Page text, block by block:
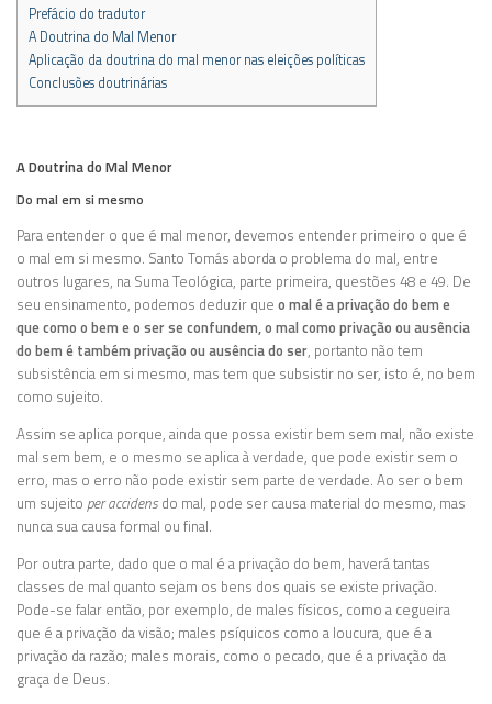
Prefácio do tradutor
A Doutrina do Mal Menor
Aplicação da doutrina do mal menor nas eleições políticas
Conclusões doutrinárias
A Doutrina do Mal Menor
Do mal em si mesmo
Para entender o que é mal menor, devemos entender primeiro o que é
o mal em si mesmo. Santo Tomás aborda o problema do mal, entre
outros lugares, na Suma Teológica, parte primeira, questões 48 e 49. De
seu ensinamento, podemos deduzir que o mal é a privação do bem e
que como o bem e o ser se confundem, o mal como privação ou ausência
do bem é também privação ou ausência do ser, portanto não tem
subsistência em si mesmo, mas tem que subsistir no ser, isto é, no bem
como sujeito.
Assim se aplica porque, ainda que possa existir bem sem mal, não existe
mal sem bem, e o mesmo se aplica à verdade, que pode existir sem o
erro, mas o erro não pode existir sem parte de verdade. Ao ser o bem
um sujeito per accidensdo mal, pode ser causa material do mesmo, mas
nunca sua causa formal ou final.
Por outra parte, dado que o mal é a privação do bem, haverá tantas
classes de mal quanto sejam os bens dos quais se existe privação.
Pode-se falar então, por exemplo, de males físicos, como a cegueira
que é a privação da visão; males psíquicos como a loucura, que é a
privação da razão; males morais, como o pecado, que é a privação da
graça de Deus.